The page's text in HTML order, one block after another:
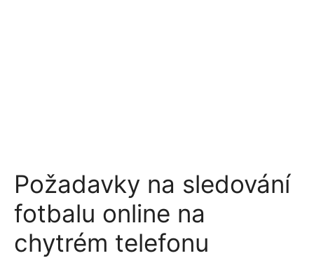
Požadavky na sledování
fotbalu online na
chytrém telefonu